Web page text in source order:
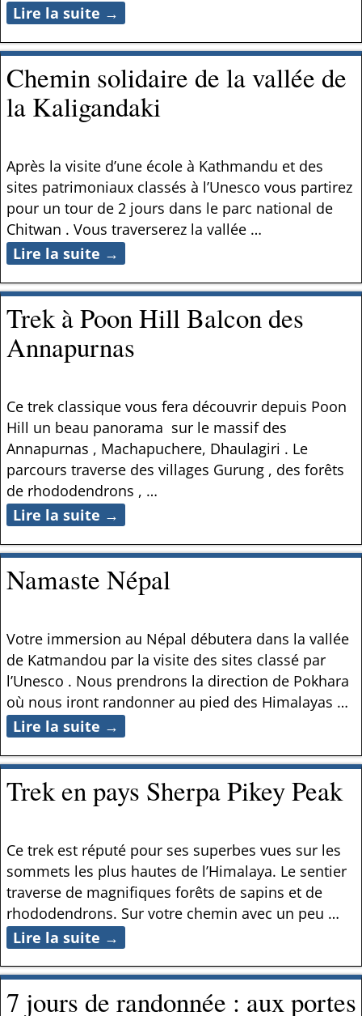
Lire la suite →
Chemin solidaire de la vallée de
la Kaligandaki
Après la visite d’une école à Kathmandu et des
sites patrimoniaux classés à l’Unesco vous partirez
pour un tour de 2 jours dans le parc national de
Chitwan . Vous traverserez la vallée …
Lire la suite →
Trek à Poon Hill Balcon des
Annapurnas
Ce trek classique vous fera découvrir depuis Poon
Hill un beau panorama sur le massif des
Annapurnas , Machapuchere, Dhaulagiri . Le
parcours traverse des villages Gurung , des forêts
de rhododendrons , …
Lire la suite →
Namaste Népal
Votre immersion au Népal débutera dans la vallée
de Katmandou par la visite des sites classé par
l’Unesco . Nous prendrons la direction de Pokhara
où nous iront randonner au pied des Himalayas …
Lire la suite →
Trek en pays Sherpa Pikey Peak
Ce trek est réputé pour ses superbes vues sur les
sommets les plus hautes de l’Himalaya. Le sentier
traverse de magnifiques forêts de sapins et de
rhododendrons. Sur votre chemin avec un peu …
Lire la suite →
7 jours de randonnée : aux portes